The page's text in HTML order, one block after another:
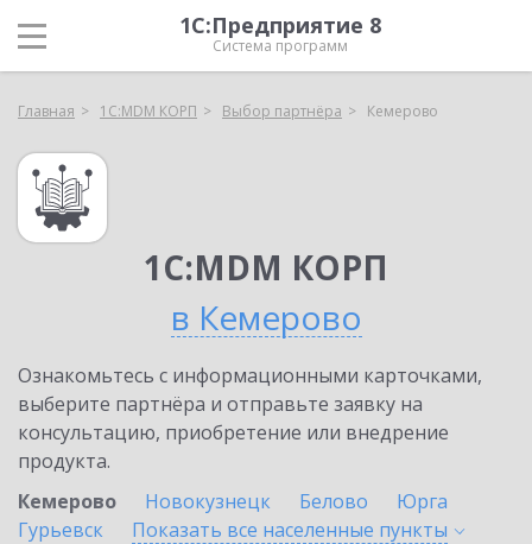
1С:Предприятие 8
Система программ
Главная 1С:MDM КОРП Выбор партнёра Кемерово
1С:MDM КОРП
в Кемерово
Ознакомьтесь с информационными карточками,
выберите партнёра и отправьте заявку на
консультацию, приобретение или внедрение
продукта.
Кемерово
Новокузнецк Белово
Юрга
Гурьевск
Показать все населенные пункты